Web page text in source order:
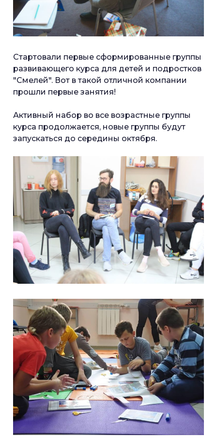
Стартовали первые сформированные группы
развивающего курса для детей и подростков
"Смелей". Вот в такой отличной компании
прошли первые занятия!
Активный набор во все возрастные группы
курса продолжается, новые группы будут
запускаться до середины октября.